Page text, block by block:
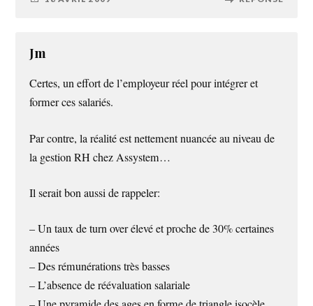
Jm
Certes, un effort de l’employeur réel pour intégrer et
former ces salariés.
Par contre, la réalité est nettement nuancée au niveau de
la gestion RH chez Assystem…
Il serait bon aussi de rappeler:
– Un taux de turn over élevé et proche de 30% certaines
années
– Des rémunérations très basses
– L’absence de réévaluation salariale